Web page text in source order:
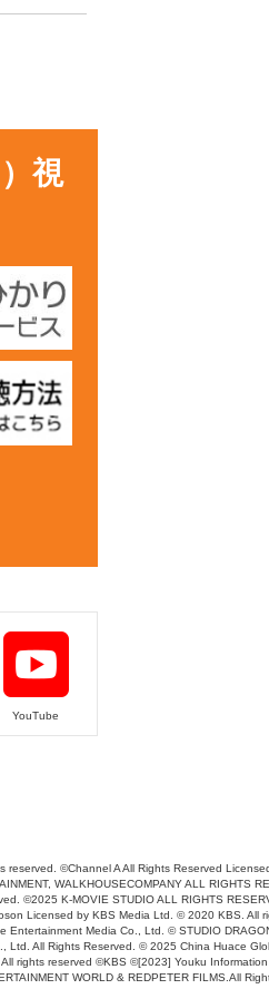
視
YouTube
©Channel A All Rights Reserved
WALKHOUSECOMPANY ALL RIGHTS
©2025 K-MOVIE STUDIO ALL RIGHTS
Licensed by KBS Media Ltd. © 2020 KBS. All
Media Co., Ltd. © STUDIO
All Rights Reserved. © 2025 China Huace
rights reserved ©KBS ©[2023] Youku
WORLD & REDPETER FILMS.All